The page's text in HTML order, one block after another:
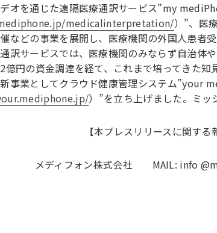
オを通じた遠隔医療通訳サービス”my
medicalinterpretation/）”、医
などの事業を展開し、医療機関の外国人患者
訳サービスでは、医療機関のみならず自治体
億円の資金調達を経て、これまで培ってきた
事業としてクラウド健康管理システム”your
）”を立ち上げました。ミッ
【本プレスリリースに関する
メディフォン株式会社 MAIL: info